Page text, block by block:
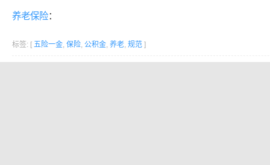
养老保险：
标签: [ 五险一金, 保险, 公积金, 养老, 规范 ]